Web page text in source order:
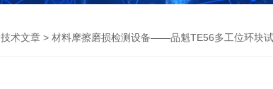
技术文章 > 材料摩擦磨损检测设备——品魁TE56多工位环块